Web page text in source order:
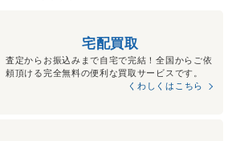
宅配買取
査定からお振込みまで自宅で完結！全国からご依
頼頂ける完全無料の便利な買取サービスです。
くわしくはこちら